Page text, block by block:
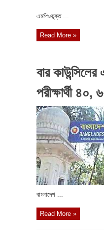
এমপিওভুক্ত ...
Read More »
বার
পরীক্ষার্থী
বাংলাদেশ ...
Read More »